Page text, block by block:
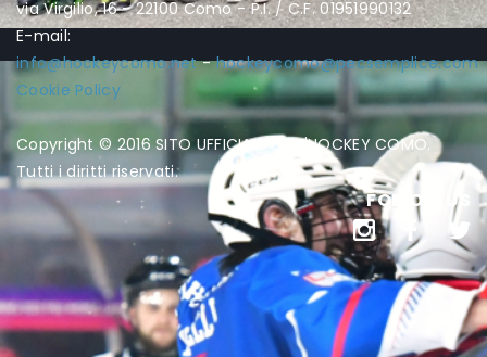
via Virgilio, 16 - 22100 Como - P.I. / C.F. 01951990132
E-mail:
info@hockeycomo.net-hockeycomo@pecsemplice.com
Cookie Policy
Copyright © 2016 SITO UFFICIALE DELL'HOCKEY COMO.
Tutti i diritti riservati.
FOLLOW US